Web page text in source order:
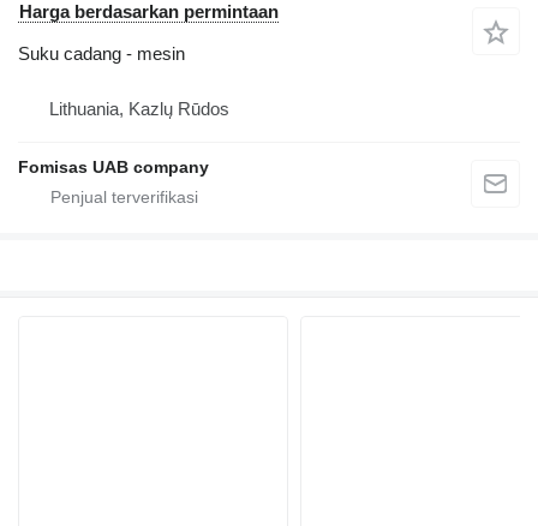
Harga berdasarkan permintaan
Suku cadang - mesin
Lithuania, Kazlų Rūdos
Fomisas UAB company